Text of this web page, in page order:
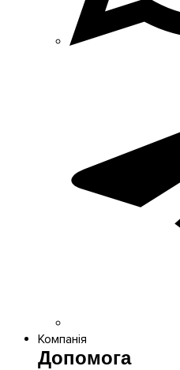
Компанія
Допомога